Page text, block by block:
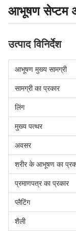
आभूषण सेप्टम
उत्पाद विनिर्देश
आभूषण मुख्य सामग्री
सामग्री का प्रकार
लिंग
मुख्य पत्थर
अवसर
शरीर के आभूषण का
प्रमाणपत्र का प्रकार
प्लैटिंग
शैली